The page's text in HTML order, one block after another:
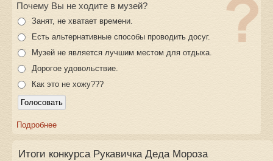
Почему Вы не ходите в музей?
Занят, не хватает времени.
Есть альтернативные способы проводить досуг.
Музей не является лучшим местом для отдыха.
Дорогое удовольствие.
Как это не хожу???
Подробнее
Итоги конкурса Рукавичка Деда Мороза